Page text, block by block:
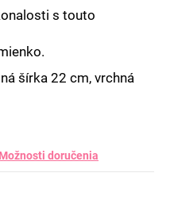
s touto
šírka 22 cm, vrchná
Možnosti doručenia